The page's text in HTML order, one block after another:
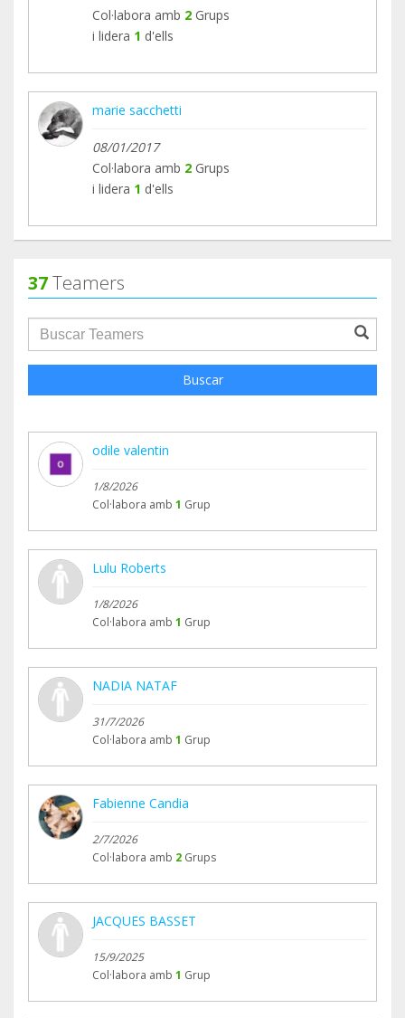
Col·labora amb 2 Grups
i lidera 1 d'ells
marie sacchetti
08/01/2017
Col·labora amb 2 Grups
i lidera 1 d'ells
37Teamers
groupProfile.searchForm.search.text???
Buscar
odile valentin
1/8/2026
Col·labora amb 1 Grup
Lulu Roberts
1/8/2026
Col·labora amb 1 Grup
NADIA NATAF
31/7/2026
Col·labora amb 1 Grup
Fabienne Candia
2/7/2026
Col·labora amb 2 Grups
JACQUES BASSET
15/9/2025
Col·labora amb 1 Grup